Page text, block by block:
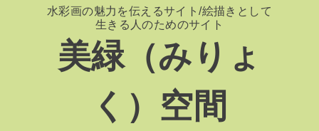
水彩画の魅力を伝えるサイト/絵描きとして
生きる人のためのサイト
美緑（みりょ
く）空間